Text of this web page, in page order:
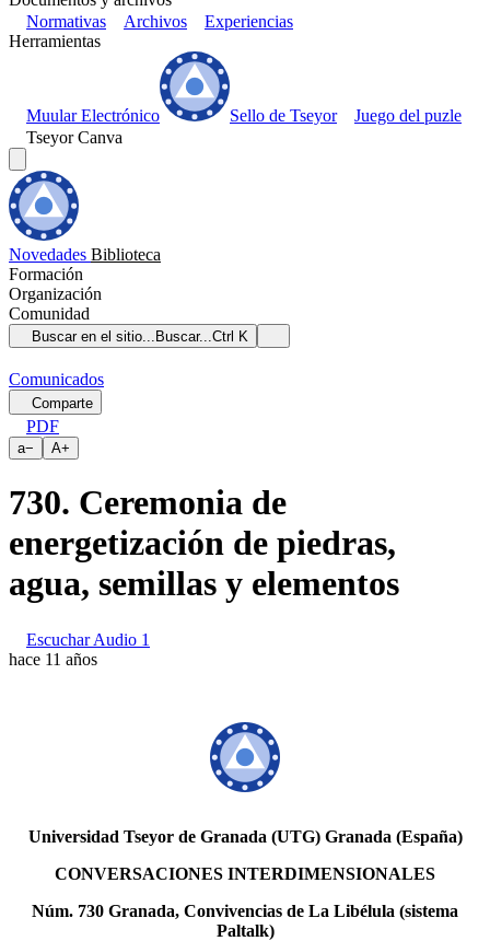
Normativas
Archivos
Experiencias
Herramientas
Muular Electrónico Sello de Tseyor
Juego del puzle
Tseyor Canva
Novedades Biblioteca
Formación
Organización
Comunidad
Buscar en el sitio... Buscar...Ctrl K
Comunicados
Comparte
PDF
a− A+
730. Ceremonia de
energetización de piedras,
agua, semillas y elementos
Escuchar Audio 1
hace 11 años
Universidad Tseyor de Granada (UTG) Granada (España)
CONVERSACIONES INTERDIMENSIONALES
Núm. 730 Granada, Convivencias de La Libélula (sistema
Paltalk)